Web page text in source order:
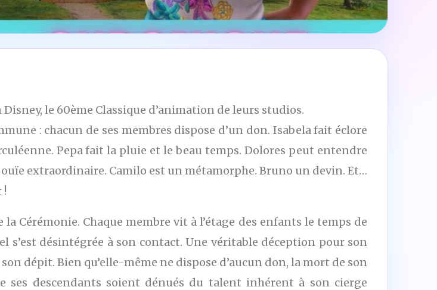
le 60ème Classique d’animation de leurs studios.
: chacun de ses membres dispose d’un don. Isabela fait éclore
Pepa fait la pluie et le beau temps. Dolores peut entendre
extraordinaire. Camilo est un métamorphe. Bruno un devin. Et…
!
Cérémonie. Chaque membre vit à l’étage des enfants le temps de
désintégrée à son contact. Une véritable déception pour son
dépit. Bien qu’elle-même ne dispose d’aucun don, la mort de son
ses descendants soient dénués du talent inhérent à son cierge